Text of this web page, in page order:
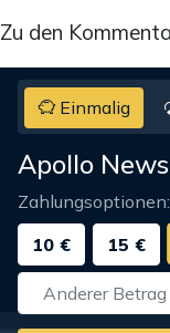
Zu den
Einmalig
Apollo
Zahlungsoptionen:
10 €
15 €